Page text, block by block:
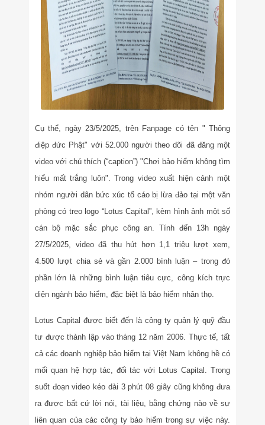
Cụ thể, ngày 23/5/2025, trên Fanpage có tên " Thông
điệp đức Phật" với 52.000 người theo dõi đã đăng một
video với chú thích (“caption”) "Chơi bảo hiểm không tìm
hiểu mất trắng luôn". Trong video xuất hiện cảnh một
nhóm người dân bức xúc tố cáo bị lừa đảo tại một văn
phòng có treo logo “Lotus Capital”, kèm hình ảnh một số
cán bộ mặc sắc phục công an. Tính đến 13h ngày
27/5/2025, video đã thu hút hơn 1,1 triệu lượt xem,
4.500 lượt chia sẻ và gần 2.000 bình luận – trong đó
phần lớn là những bình luận tiêu cực, công kích trực
diện ngành bảo hiểm, đặc biệt là bảo hiểm nhân thọ.
Lotus Capital được biết đến là công ty quản lý quỹ đầu
tư được thành lập vào tháng 12 năm 2006. Thực tế, tất
cả các doanh nghiệp bảo hiểm tại Việt Nam không hề có
mối quan hệ hợp tác, đối tác với Lotus Capital. Trong
suốt đoạn video kéo dài 3 phút 08 giây cũng không đưa
ra được bất cứ lời nói, tài liệu, bằng chứng nào về sự
liên quan của các công ty bảo hiểm trong sự việc này.